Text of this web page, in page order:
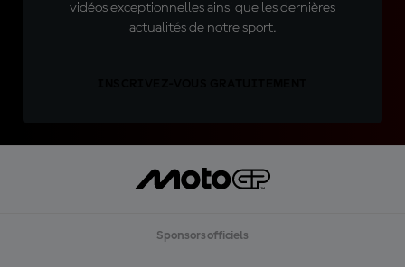
vidéos exceptionnelles ainsi que les dernières
actualités de notre sport.
Sponsors officiels